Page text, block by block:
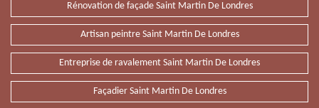
Rénovation de façade Saint Martin De Londres
Artisan peintre Saint Martin De Londres
Entreprise de ravalement Saint Martin De Londres
Façadier Saint Martin De Londres